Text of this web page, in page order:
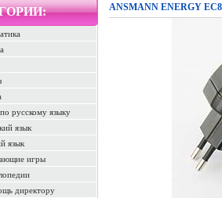
русскому языку
язык
язык
игры
директору
ANSMANN ENERGY